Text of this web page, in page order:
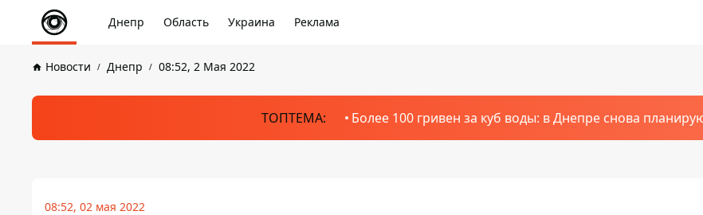
Днепр Область Украина Реклама
Новости Днепр 08:52, 2 Мая 2022
ТОПТЕМА: Более 100 гривен за куб воды: в Днепре снова
08:52, 02 мая 2022